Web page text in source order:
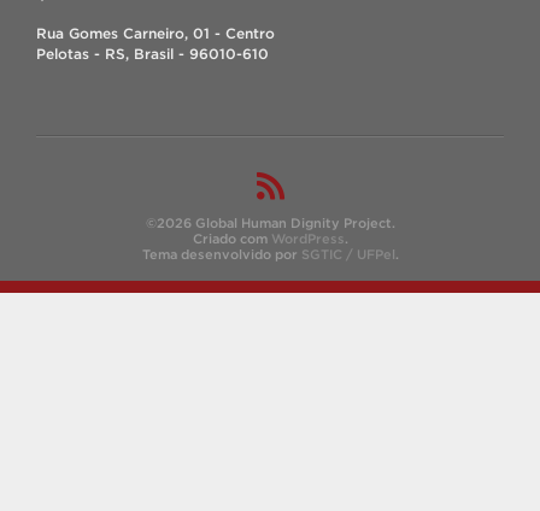
Rua Gomes Carneiro, 01 - Centro
Pelotas - RS, Brasil - 96010-610
©2026 Global Human Dignity Project.
Criado com WordPress.
Tema desenvolvido por SGTIC / UFPel.